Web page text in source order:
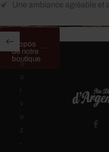
Une ambiance agréable et
propos
de notre
boutique
S
u
i
v
e
z